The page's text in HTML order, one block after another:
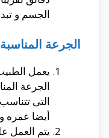
الجسم و
الجرعة
يعمل
الجرعة
التى
أيضا عمره و